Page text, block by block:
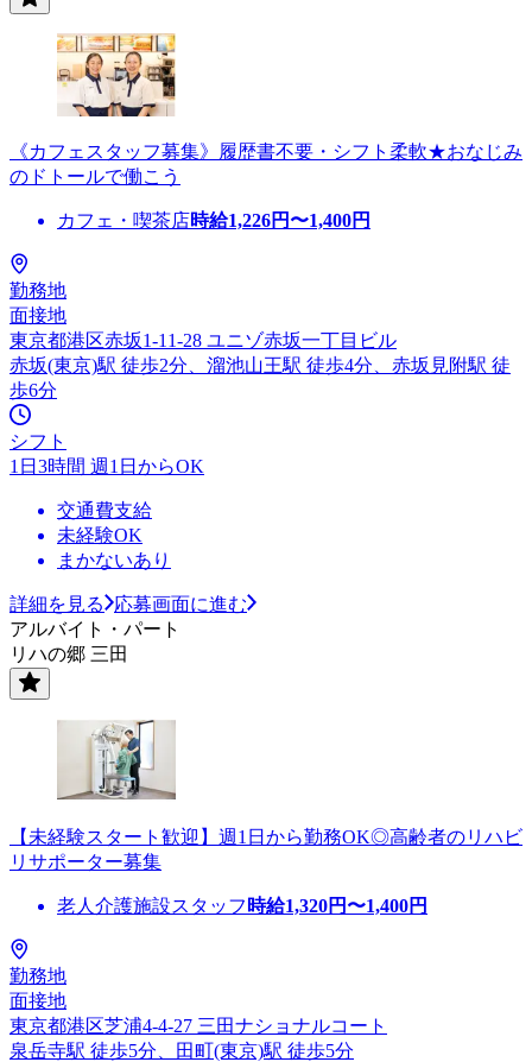
《カフェスタッフ募集》履歴書不要・シフト柔軟★おなじみ
のドトールで働こう
カフェ・喫茶店時給1,226円〜1,400円
勤務地
面接地
東京都港区赤坂1-11-28 ユニゾ赤坂一丁目ビル
赤坂(東京)駅 徒歩2分、溜池山王駅 徒歩4分、赤坂見附駅 徒
歩6分
シフト
1日3時間 週1日からOK
交通費支給
未経験OK
まかないあり
詳細を見る
応募画面に進む
アルバイト・パート
リハの郷 三田
【未経験スタート歓迎】週1日から勤務OK◎高齢者のリハビ
リサポーター募集
老人介護施設スタッフ 時給1,320円〜1,400円
勤務地
面接地
東京都港区芝浦4-4-27 三田ナショナルコート
泉岳寺駅 徒歩5分、田町(東京)駅 徒歩5分